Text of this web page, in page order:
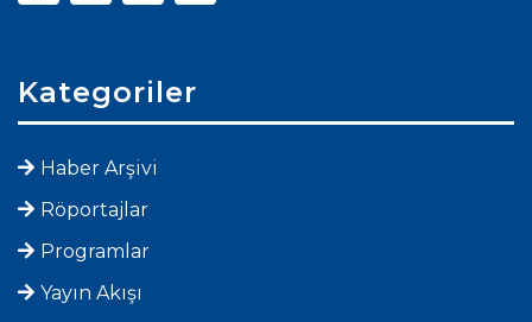
Kategoriler
Haber Arşivi
Röportajlar
Programlar
Yayın Akışı